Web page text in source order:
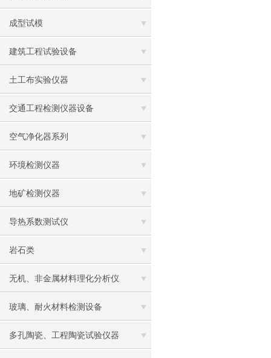
成型试模
建筑工程试验设备
土工布实验仪器
交通工程检测仪器设备
空气净化器系列
环境检测仪器
地矿检测仪器
导热系数测试仪
岩石类
无机、非金属材料理化分析仪
玻璃、耐火材料检测设备
多孔陶瓷、工程陶瓷试验仪器